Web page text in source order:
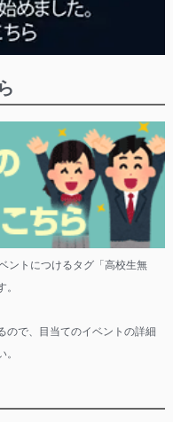
ントにつけるタグ「高校生無
で、目当てのイベントの詳細